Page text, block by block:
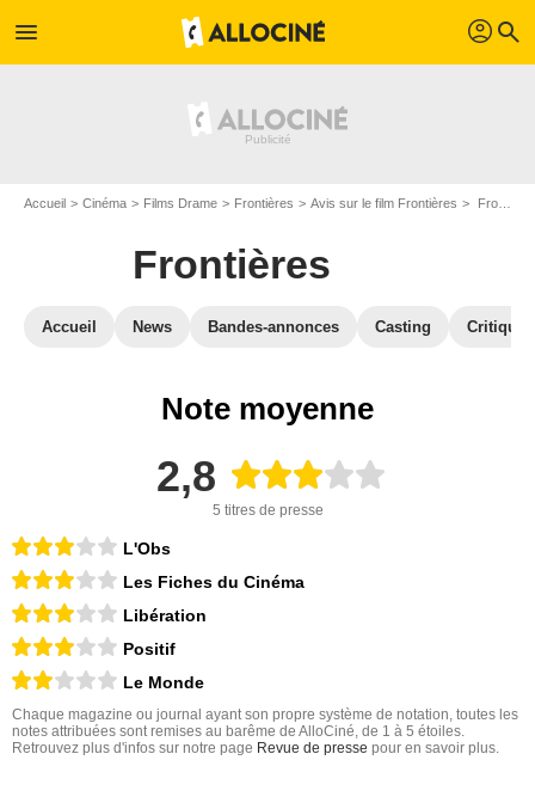
menu profil search
Accueil Cinéma Films Drame Frontières Avis sur le film Frontières Frontières : Critique presse
Frontières
Accueil News Bandes-annonces Casting
Note moyenne
2,8
5 titres de presse
L'Obs
Les Fiches du Cinéma
Libération
Positif
Le Monde
Chaque magazine ou journal ayant son propre système de notation, toutes les
notes attribuées sont remises au barême de AlloCiné, de 1 à 5 étoiles.
Retrouvez plus d'infos sur notre page Revue de presse pour en savoir plus.